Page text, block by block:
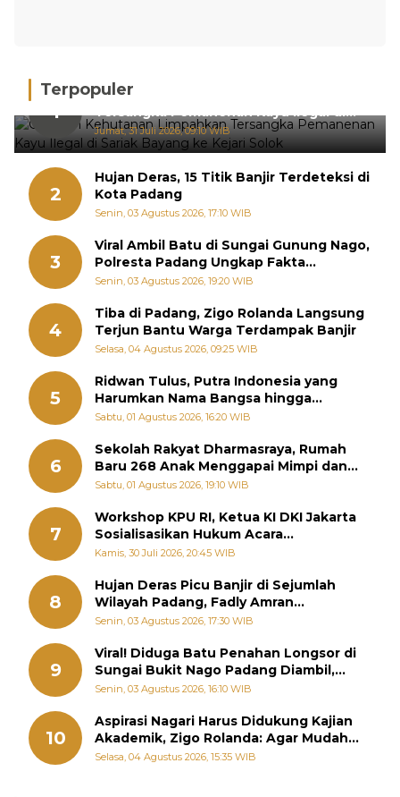
Terpopuler
1
Gakkum Kehutanan Limpahkan
Tersangka Pemanenan Kayu Ilegal di
Sariak Bayang ke Kejari Solok
Jumat, 31 Juli 2026, 09:10 WIB
2
Hujan Deras, 15 Titik Banjir Terdeteksi di
Kota Padang
Senin, 03 Agustus 2026, 17:10 WIB
3
Viral Ambil Batu di Sungai Gunung Nago,
Polresta Padang Ungkap Fakta
Sebenarnya
Senin, 03 Agustus 2026, 19:20 WIB
4
Tiba di Padang, Zigo Rolanda Langsung
Terjun Bantu Warga Terdampak Banjir
Selasa, 04 Agustus 2026, 09:25 WIB
5
Ridwan Tulus, Putra Indonesia yang
Harumkan Nama Bangsa hingga
Diabadikan dalam Buku Jepang
Sabtu, 01 Agustus 2026, 16:20 WIB
6
Sekolah Rakyat Dharmasraya, Rumah
Baru 268 Anak Menggapai Mimpi dan
Memutus Rantai Kemiskinan
Sabtu, 01 Agustus 2026, 19:10 WIB
7
Workshop KPU RI, Ketua KI DKI Jakarta
Sosialisasikan Hukum Acara
Penyelesaian Sengketa Informasi Publik
Kamis, 30 Juli 2026, 20:45 WIB
8
Hujan Deras Picu Banjir di Sejumlah
Wilayah Padang, Fadly Amran
Perintahkan OPD Siaga
Senin, 03 Agustus 2026, 17:30 WIB
9
Viral! Diduga Batu Penahan Longsor di
Sungai Bukit Nago Padang Diambil,
Warga Khawatir Bencana Terulang
Senin, 03 Agustus 2026, 16:10 WIB
10
Aspirasi Nagari Harus Didukung Kajian
Akademik, Zigo Rolanda: Agar Mudah
Diperjuangkan di Kementerian
Selasa, 04 Agustus 2026, 15:35 WIB